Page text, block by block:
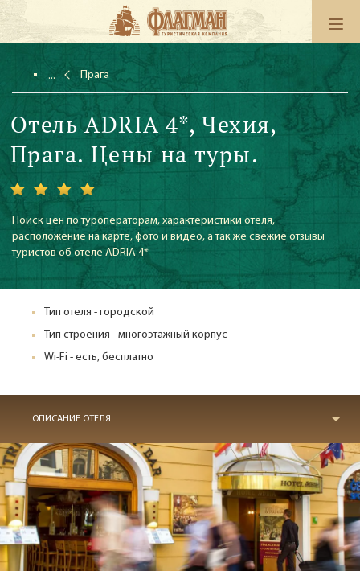
Прага
Отель ADRIA 4*, Чехия,
Прага. Цены на туры.
Поиск цен по туроператорам, характеристики отеля,
расположение на карте, фото и видео, а так же свежие отзывы
туристов об отеле ADRIA 4*
Тип отеля - городской
Тип строения - многоэтажный корпус
Wi-Fi - есть, бесплатно
ОПИСАНИЕ ОТЕЛЯ